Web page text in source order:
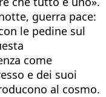
guerra pace:
le pedine sul
come
e dei suoi
al cosmo.